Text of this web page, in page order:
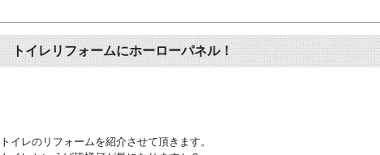
トイレリフォームにホーローパネル！
トイレのリフォームを紹介させて頂きます。